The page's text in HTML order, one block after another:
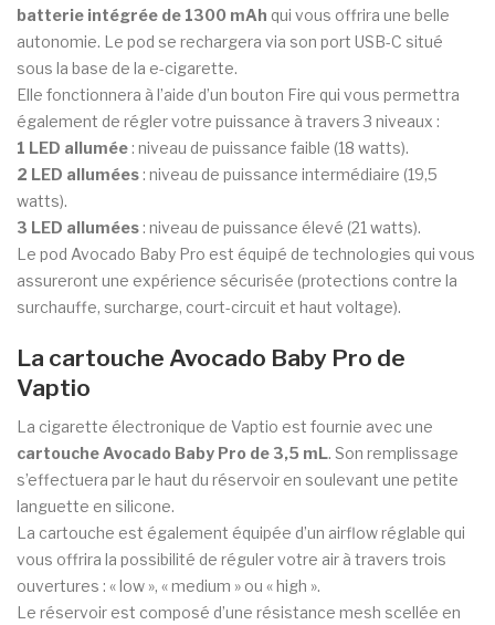
batterie intégrée de 1300 mAh qui vous offrira une belle
autonomie. Le pod se rechargera via son port USB-C situé
sous la base de la e-cigarette.
Elle fonctionnera à l’aide d’un bouton Fire qui vous permettra
également de régler votre puissance à travers 3 niveaux :
1 LED allumée: niveau de puissance faible (18 watts).
2 LED allumées: niveau de puissance intermédiaire (19,5
watts).
3 LED allumées: niveau de puissance élevé (21 watts).
Le pod Avocado Baby Pro est équipé de technologies qui vous
assureront une expérience sécurisée (protections contre la
surchauffe, surcharge, court-circuit et haut voltage).
La cartouche Avocado Baby Pro de
Vaptio
La cigarette électronique de Vaptio est fournie avec une
cartouche Avocado Baby Pro de 3,5 mL. Son remplissage
s’effectuera par le haut du réservoir en soulevant une petite
languette en silicone.
La cartouche est également équipée d’un airflow réglable qui
vous offrira la possibilité de réguler votre air à travers trois
ouvertures : « low », « medium » ou « high ».
Le réservoir est composé d’une résistance mesh scellée en